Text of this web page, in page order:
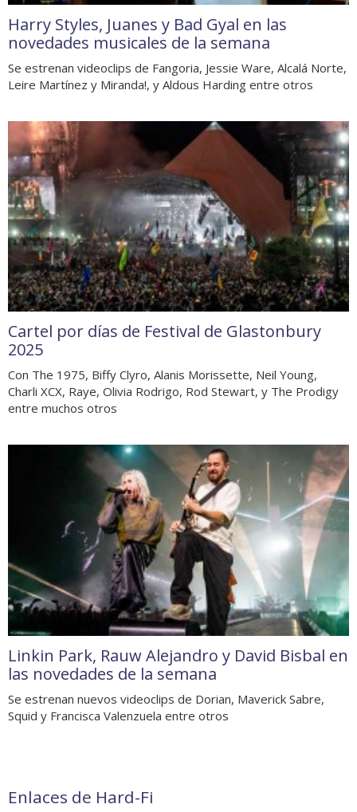
Harry Styles, Juanes y Bad Gyal en las
novedades musicales de la semana
Se estrenan videoclips de Fangoria, Jessie Ware, Alcalá Norte,
Leire Martínez y Miranda!, y Aldous Harding entre otros
Cartel por días de Festival de Glastonbury
2025
Con The 1975, Biffy Clyro, Alanis Morissette, Neil Young,
Charli XCX, Raye, Olivia Rodrigo, Rod Stewart, y The Prodigy
entre muchos otros
Linkin Park, Rauw Alejandro y David Bisbal en
las novedades de la semana
Se estrenan nuevos videoclips de Dorian, Maverick Sabre,
Squid y Francisca Valenzuela entre otros
Enlaces de Hard-Fi